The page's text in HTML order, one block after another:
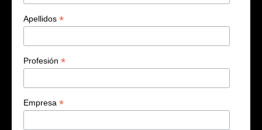
Apellidos *
Profesión *
Empresa *